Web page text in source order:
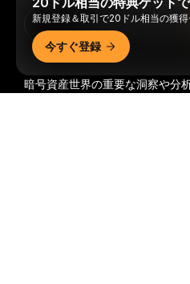
暗号資産世界の重要な洞察や分
Download
新規登録＆取引で20ドル相当の獲得
今すぐ登録